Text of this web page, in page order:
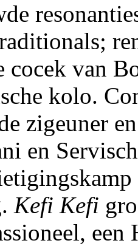
cocek van
kolo.
zigeuner
en
Kefi Kefi